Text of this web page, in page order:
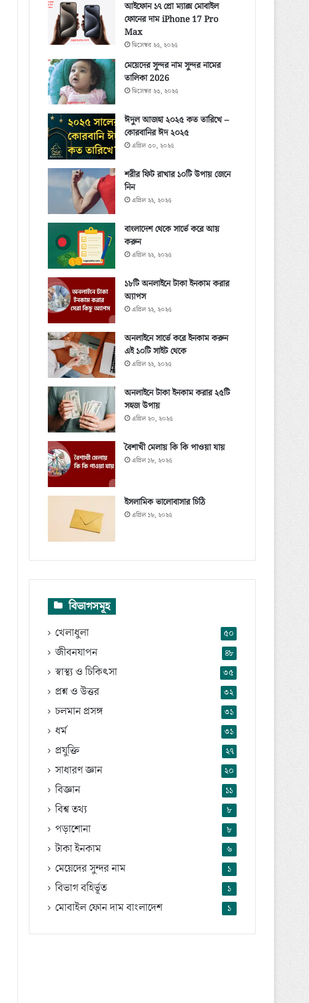
আইফোন ১৭ প্রো ম্যাক্স মোবাইল
ফোনের দাম iPhone 17 Pro
Max
ডিসেম্বর ২৫, ২০২৫
মেয়েদের সুন্দর নাম সুন্দর নামের
তালিকা 2026
ডিসেম্বর ২৩, ২০২৫
ঈদুল আজহা ২০২৫ কত তারিখে –
কোরবানির ঈদ ২০২৫
এপ্রিল ৩০, ২০২৫
শরীর ফিট রাখার ১০টি উপায় জেনে
নিন
এপ্রিল ২২, ২০২৫
বাংলাদেশ থেকে সার্ভে করে আয়
করুন
এপ্রিল ২২, ২০২৫
১৮টি অনলাইনে টাকা ইনকাম করার
অ্যাপস
এপ্রিল ২২, ২০২৫
অনলাইনে সার্ভে করে ইনকাম করুন
এই ১০টি সাইট থেকে
এপ্রিল ২২, ২০২৫
অনলাইনে টাকা ইনকাম করার ২৫টি
সহজ উপায়
এপ্রিল ২০, ২০২৫
বৈশাখী মেলায় কি কি পাওয়া যায়
এপ্রিল ১৮, ২০২৫
ইসলামিক ভালোবাসার চিঠি
এপ্রিল ১৮, ২০২৫
বিভাগসমূহ
খেলাধুলা ৫০
জীবনযাপন ৪৮
স্বাস্থ্য ও চিকিৎসা ৩৫
প্রশ্ন ও উত্তর ৩২
চলমান প্রসঙ্গ ৩১
ধর্ম ৩১
প্রযুক্তি ২৭
সাধারণ জ্ঞান ২০
বিজ্ঞান ১১
বিশ্ব তথ্য ৮
পড়াশোনা ৮
টাকা ইনকাম ৬
মেয়েদের সুন্দর নাম ১
বিভাগ বহির্ভূত ১
মোবাইল ফোন দাম বাংলাদেশ ১